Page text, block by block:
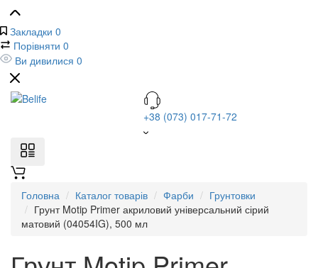
Закладки 0
Порівняти 0
Ви дивилися 0
+38 (073) 017-71-72
Головна Каталог товарів Фарби
Грунтовки
Грунт Motip Primer акриловий універсальний сірий
матовий (04054IG), 500 мл